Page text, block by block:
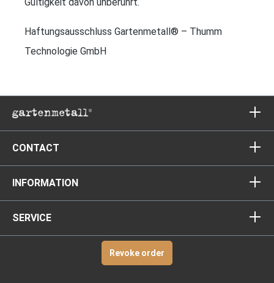
Haftungsausschluss Gartenmetall® – Thumm
Technologie GmbH
CONTACT
INFORMATION
SERVICE
Revoke order